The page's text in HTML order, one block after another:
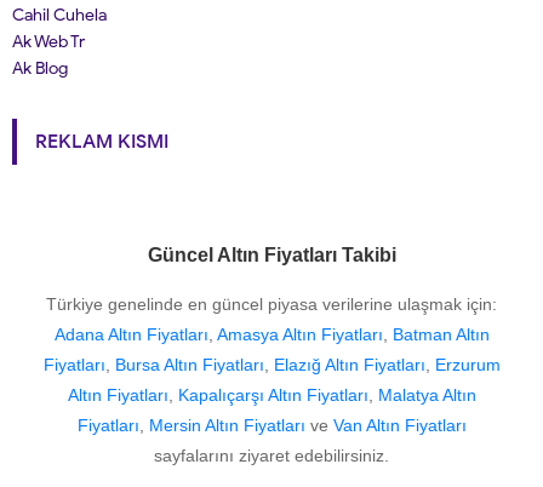
Cahil Cuhela
Ak Web Tr
Ak Blog
REKLAM KISMI
Güncel Altın Fiyatları Takibi
Türkiye genelinde en güncel piyasa verilerine ulaşmak için:
Adana Altın Fiyatları, Amasya Altın Fiyatları, Batman Altın
Fiyatları, Bursa Altın Fiyatları, Elazığ Altın Fiyatları, Erzurum
Altın Fiyatları, Kapalıçarşı Altın Fiyatları, Malatya Altın
Fiyatları, Mersin Altın Fiyatları ve Van Altın Fiyatları
sayfalarını ziyaret edebilirsiniz.